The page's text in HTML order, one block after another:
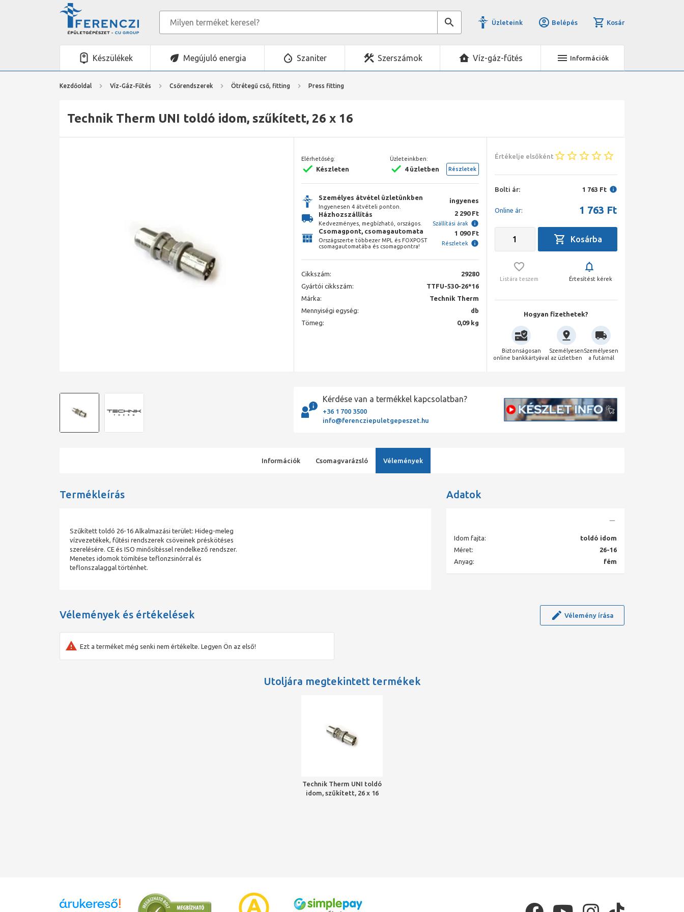
Üzleteink Belépés Kosár
Készülékek Megújuló energia Szaniter Szerszámok Víz-gáz-fűtés Információk
Kezdőoldal Víz-Gáz-Fűtés Csőrendszerek Ötrétegű cső, fitting Press fitting
Technik Therm UNI toldó idom, szűkített, 26 x 16
Elérhetőség:
Készleten
Üzleteinkben:
4 üzletben Részletek
Személyes átvétel üzletünkben
Ingyenesen 4 átvételi ponton.
ingyenes
Házhozszállítás
Kedvezményes, megbízható, országos.
2 290 Ft
Szállítási árak
Csomagpont, csomagautomata
Országszerte többezer MPL és FOXPOST
csomagautomatába és csomagpontra!
1 090 Ft
Részletek
Cikkszám:
29280
Gyártói cikkszám:
TTFU-530-26*16
Márka:
Technik Therm
Mennyiségi egység:
db
Tömeg:
0,09 kg
Értékelje elsőként
Bolti ár: 1 763 Ft
Online ár: 1 763 Ft
Listára teszem Értesítést kérek
Hogyan fizethetek?
Biztonságosan
online bankkártyával
Személyesen
az üzletben
Személyesen
a futárnál
Kérdése van a termékkel kapcsolatban?
+36 1 700 3500
info@ferencziepuletgepeszet.hu
Információk Csomagvarázsló Vélemények
Termékleírás
Szűkített toldó 26-16 Alkalmazási terület: Hideg-meleg
vízvezetékek, fűtési rendszerek csöveinek préskötéses
szerelésére. CE és ISO minősítéssel rendelkező rendszer.
Menetes idomok tömítése teflonzsinórral és
teflonszalaggal történhet.
Adatok
Idom fajta:
toldó idom
Méret:
26-16
Anyag:
fém
Vélemények és értékelések Vélemény írása
Ezt a terméket még senki nem értékelte. Legyen Ön az első!
Utoljára megtekintett termékek
Technik Therm UNI toldó
idom, szűkített, 26 x 16